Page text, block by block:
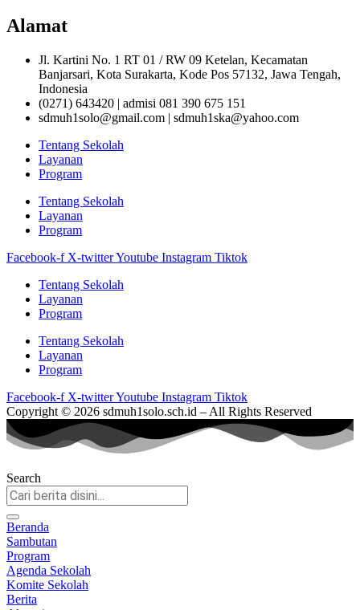
Alamat
Jl. Kartini No. 1 RT 01 / RW 09 Ketelan, Kecamatan
Banjarsari, Kota Surakarta, Kode Pos 57132, Jawa Tengah,
Indonesia
(0271) 643420 | admisi 081 390 675 151
sdmuh1solo@gmail.com | sdmuh1ska@yahoo.com
Tentang Sekolah
Layanan
Program
Tentang Sekolah
Layanan
Program
Facebook-f X-twitterYoutube Instagram Tiktok
Tentang Sekolah
Layanan
Program
Tentang Sekolah
Layanan
Program
Facebook-f X-twitterYoutube Instagram Tiktok
Copyright © 2026 sdmuh1solo.sch.id – All Rights Reserved
Search
Beranda
Sambutan
Program
Agenda Sekolah
Komite Sekolah
Berita